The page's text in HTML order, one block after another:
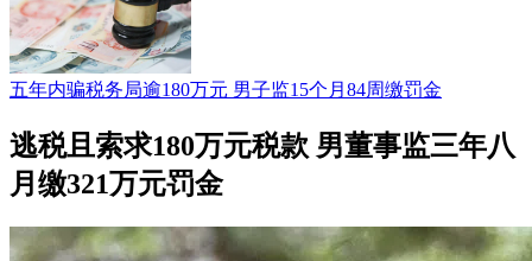
五年内骗税务局逾180万元 男子监15个月84周缴罚金
逃税且索求180万元税款 男董事监三年八
月缴321万元罚金